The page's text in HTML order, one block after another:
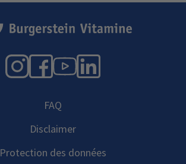
Instagram
Facebook
YouTube
LinkedIn
FAQ
Disclaimer
Protection des données